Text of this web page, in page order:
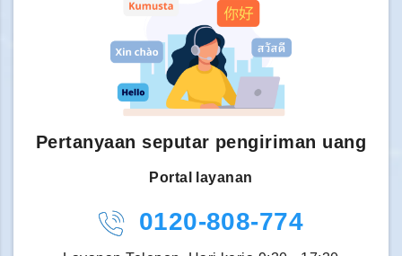
Pertanyaan seputar pengiriman uang
Portal layanan
0120-808-774